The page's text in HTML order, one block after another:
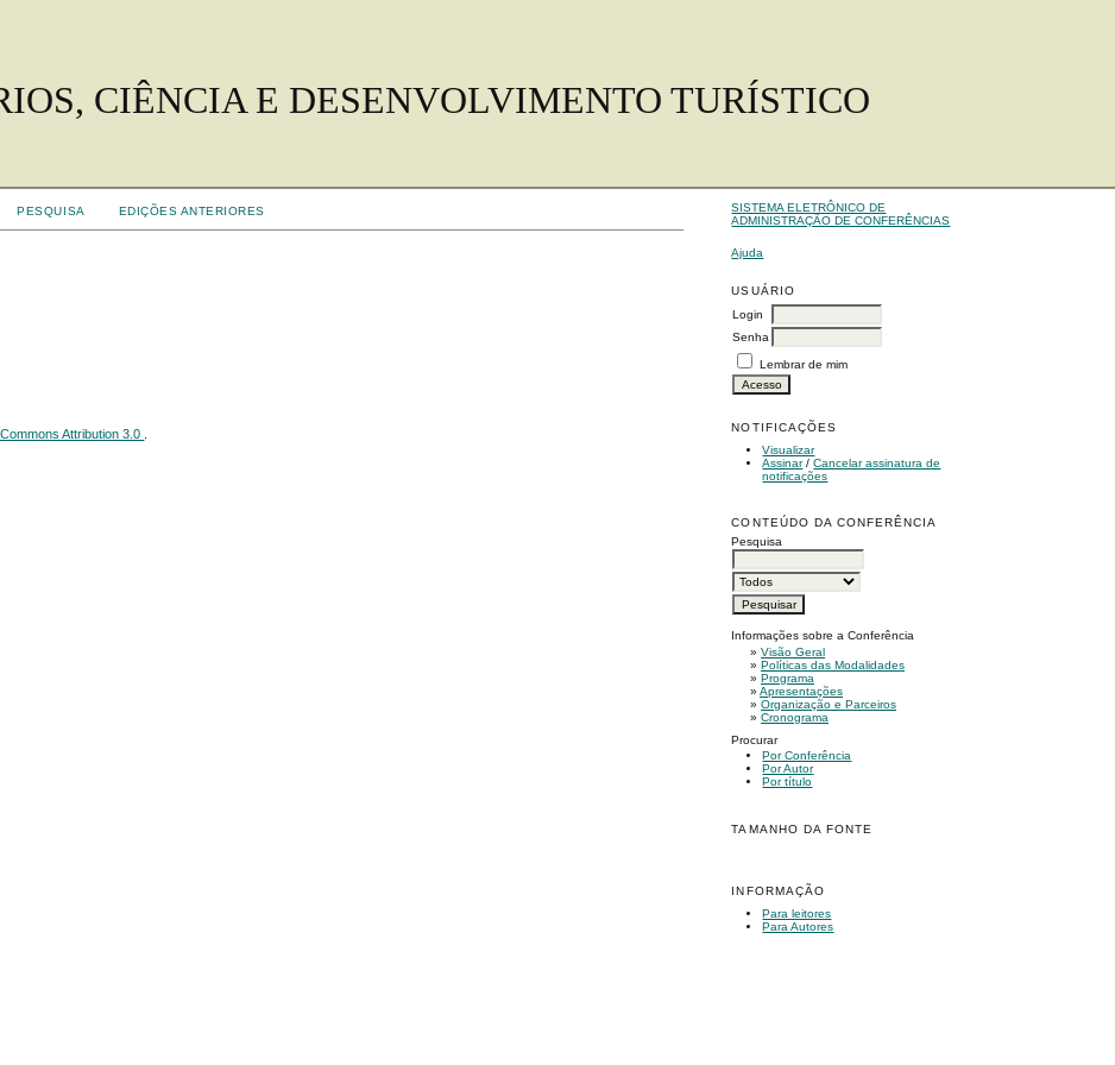
CIÊNCIA E DESENVOLVIMENTO TURÍSTICO
SISTEMA ELETRÔNICO DE
ADMINISTRAÇÃO DE CONFERÊNCIAS
Ajuda
USUÁRIO
Login
Senha
Lembrar de mim
NOTIFICAÇÕES
Visualizar
Assinar/Cancelar assinatura de
notificações
CONTEÚDO DA CONFERÊNCIA
Pesquisa
Informações sobre a Conferência
»Visão Geral
»Políticas das Modalidades
»Programa
»Apresentações
»Organização e Parceiros
»Cronograma
Procurar
Por Conferência
Por Autor
Por título
TAMANHO DA FONTE
INFORMAÇÃO
Para leitores
Para Autores
PESQUISA EDIÇÕES ANTERIORES
Attribution 3.0